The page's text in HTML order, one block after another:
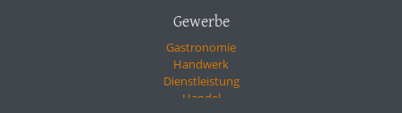
Gewerbe
Gastronomie
Handwerk
Dienstleistung
Handel